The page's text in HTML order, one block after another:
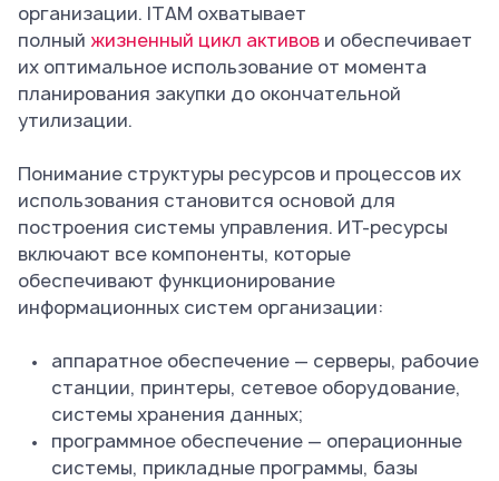
организации. ITAM охватывает
полный жизненный цикл активов и обеспечивает
их оптимальное использование от момента
планирования закупки до окончательной
утилизации.
Понимание структуры ресурсов и процессов их
использования становится основой для
построения системы управления. ИТ-ресурсы
включают все компоненты, которые
обеспечивают функционирование
информационных систем организации:
аппаратное обеспечение — серверы, рабочие
станции, принтеры, сетевое оборудование,
системы хранения данных;
программное обеспечение — операционные
системы, прикладные программы, базы